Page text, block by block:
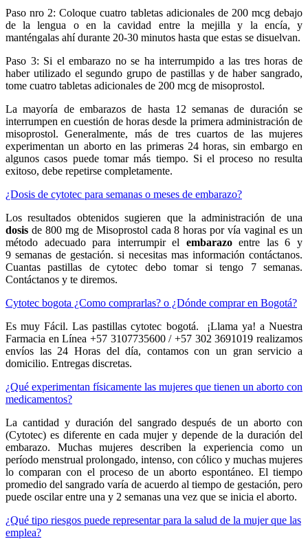
Paso nro 2: Coloque cuatro tabletas adicionales de 200 mcg debajo
de la lengua o en la cavidad entre la mejilla y la encía, y
manténgalas ahí durante 20-30 minutos hasta que estas se disuelvan.
Paso 3: Si el embarazo no se ha interrumpido a las tres horas de
haber utilizado el segundo grupo de pastillas y de haber sangrado,
tome cuatro tabletas adicionales de 200 mcg de misoprostol.
La mayoría de embarazos de hasta 12 semanas de duración se
interrumpen en cuestión de horas desde la primera administración de
misoprostol. Generalmente, más de tres cuartos de las mujeres
experimentan un aborto en las primeras 24 horas, sin embargo en
algunos casos puede tomar más tiempo. Si el proceso no resulta
exitoso, debe repetirse completamente.
¿Dosis de cytotec para semanas o meses de embarazo?
Los resultados obtenidos sugieren que la administración de una
dosis de 800 mg de Misoprostol cada 8 horas por vía vaginal es un
método adecuado para interrumpir el embarazoentre las 6 y
9 semanas de gestación. si necesitas mas información contáctanos.
Cuantas pastillas de cytotec debo tomar si tengo 7 semanas.
Contáctanos y te diremos.
Cytotec bogota ¿Como comprarlas? o ¿Dónde comprar en Bogotá?
Es muy Fácil. Las pastillas cytotec bogotá. ¡Llama ya! a Nuestra
Farmacia en Línea +57 3107735600 / +57 302 3691019 realizamos
envíos las 24 Horas del día, contamos con un gran servicio a
domicilio. Entregas discretas.
¿Qué experimentan físicamente las mujeres que tienen un aborto con
medicamentos?
La cantidad y duración del sangrado después de un aborto con
(Cytotec) es diferente en cada mujer y depende de la duración del
embarazo. Muchas mujeres describen la experiencia como un
período menstrual prolongado, intenso, con cólico y muchas mujeres
lo comparan con el proceso de un aborto espontáneo. El tiempo
promedio del sangrado varía de acuerdo al tiempo de gestación, pero
puede oscilar entre una y 2 semanas una vez que se inicia el aborto.
¿Qué tipo riesgos puede representar para la salud de la mujer que las
emplea?